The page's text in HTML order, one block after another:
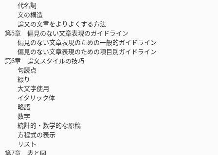
代名詞
文の構造
論文の文章をよりよくする方法
第5章 偏見のない文章表現のガイドライン
偏見のない文章表現のための一般的ガイドライン
偏見のない文章表現のための項目別ガイドライン
第6章 論文スタイルの技巧
句読点
綴り
大文字使用
イタリック体
略語
数字
統計的・数学的な原稿
方程式の表示
リスト
第7章 表と図